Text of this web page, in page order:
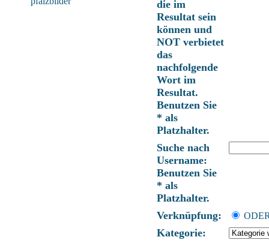
die im
Resultat sein
können und
NOT verbietet
das
nachfolgende
Wort im
Resultat.
Benutzen Sie
* als
Platzhalter.
Suche nach
Username:
Benutzen Sie
* als
Platzhalter.
Verknüpfung:
Kategorie: